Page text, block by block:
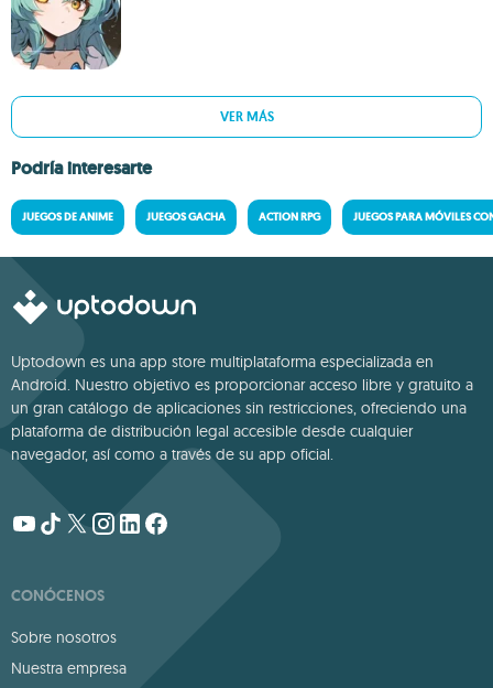
VER MÁS
Podría interesarte
JUEGOS DE ANIME JUEGOS GACHA ACTION RPG JUEGOS PARA MÓVILES
Uptodown es una app store multiplataforma especializada en
Android. Nuestro objetivo es proporcionar acceso libre y gratuito a
un gran catálogo de aplicaciones sin restricciones, ofreciendo una
plataforma de distribución legal accesible desde cualquier
navegador, así como a través de su app oficial.
CONÓCENOS
Sobre nosotros
Nuestra empresa